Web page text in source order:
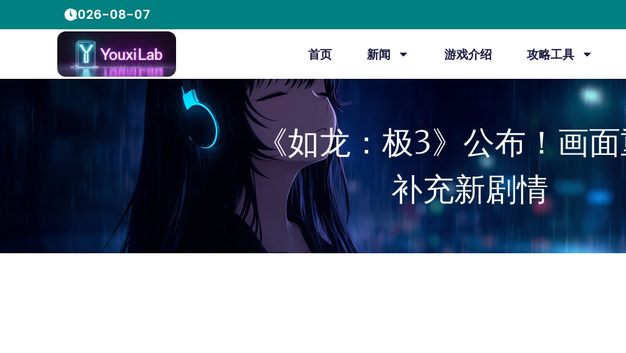
2026-08-07
首页 新闻 游戏介绍 攻略工具
《如龙：极3》公布！画
补充新剧情